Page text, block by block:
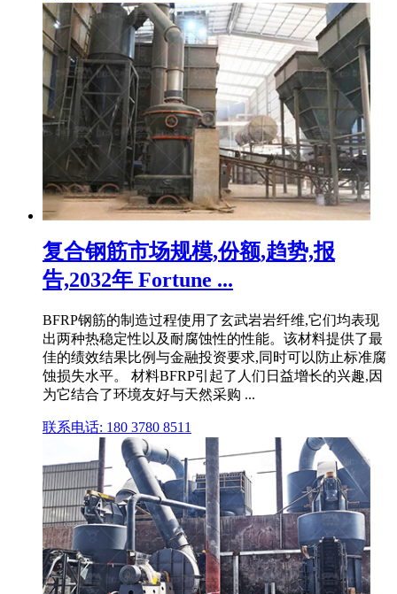
复合钢筋市场规模,份额,趋势,报
告,2032年 Fortune ...
BFRP钢筋的制造过程使用了玄武岩岩纤维,它们均表现
出两种热稳定性以及耐腐蚀性的性能。该材料提供了最
佳的绩效结果比例与金融投资要求,同时可以防止标准腐
蚀损失水平。 材料BFRP引起了人们日益增长的兴趣,因
为它结合了环境友好与天然采购 ...
联系电话: 180 3780 8511